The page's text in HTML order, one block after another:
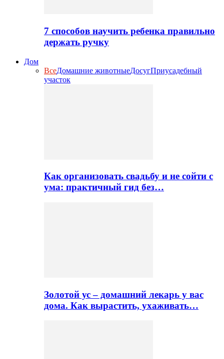
7 способов научить ребенка правильно
держать ручку
Дом
ВсеДомашние животныеДосугПриусадебный
участок
Как организовать свадьбу и не сойти с
ума: практичный гид без…
Золотой ус – домашний лекарь у вас
дома. Как вырастить, ухаживать…